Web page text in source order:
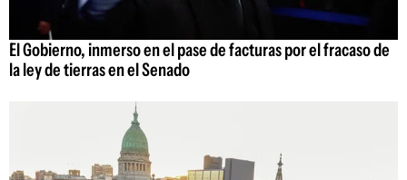
El Gobierno, inmerso en el pase de facturas por el fracaso de
la ley de tierras en el Senado